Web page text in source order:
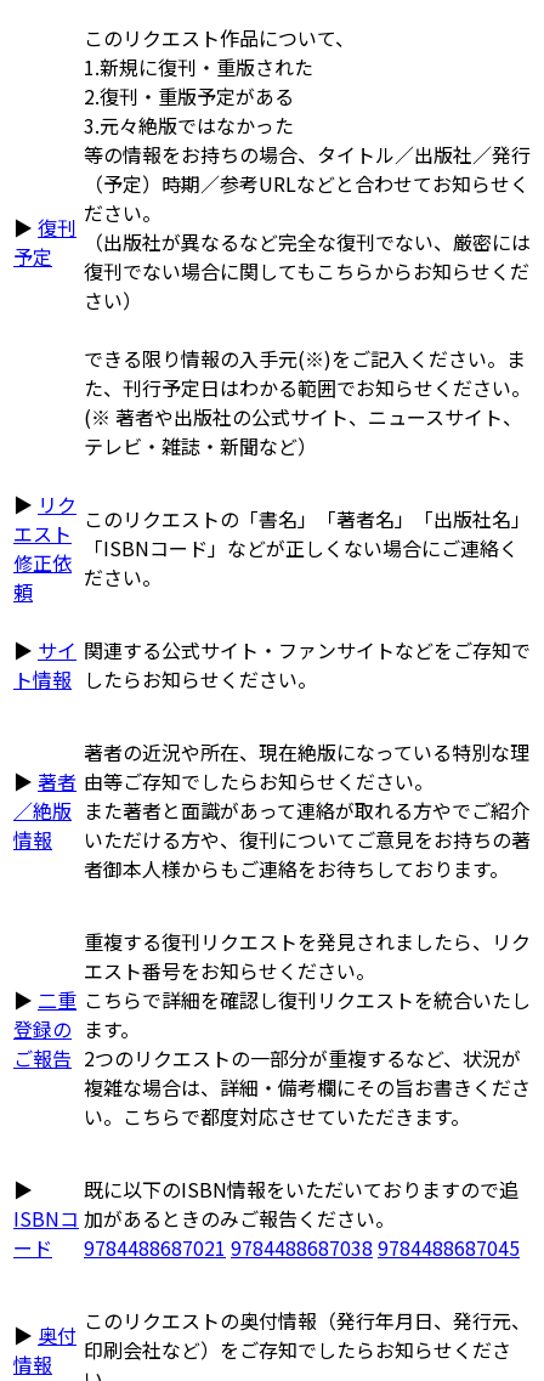
▶ 復刊
予定
このリクエスト作品について、
1.新規に復刊・重版された
2.復刊・重版予定がある
3.元々絶版ではなかった
等の情報をお持ちの場合、タイトル／出版社／発行
（予定）時期／参考URLなどと合わせてお知らせく
ださい。
（出版社が異なるなど完全な復刊でない、厳密には
復刊でない場合に関してもこちらからお知らせくだ
さい）
できる限り情報の入手元(※)をご記入ください。ま
た、刊行予定日はわかる範囲でお知らせください。
(※ 著者や出版社の公式サイト、ニュースサイト、
テレビ・雑誌・新聞など）
▶ リク
エスト
修正依
頼
このリクエストの「書名」「著者名」「出版社名」
「ISBNコード」などが正しくない場合にご連絡く
ださい。
▶ サイ
ト情報
関連する公式サイト・ファンサイトなどをご存知で
したらお知らせください。
▶ 著者
／絶版
情報
著者の近況や所在、現在絶版になっている特別な理
由等ご存知でしたらお知らせください。
また著者と面識があって連絡が取れる方やでご紹介
いただける方や、復刊についてご意見をお持ちの著
者御本人様からもご連絡をお待ちしております。
▶ 二重
登録の
ご報告
重複する復刊リクエストを発見されましたら、リク
エスト番号をお知らせください。
こちらで詳細を確認し復刊リクエストを統合いたし
ます。
2つのリクエストの一部分が重複するなど、状況が
複雑な場合は、詳細・備考欄にその旨お書きくださ
い。こちらで都度対応させていただきます。
▶
ISBNコ
ード
既に以下のISBN情報をいただいておりますので追
加があるときのみご報告ください。
9784488687021 9784488687038 9784488687045
▶ 奥付
情報
このリクエストの奥付情報（発行年月日、発行元、
印刷会社など）をご存知でしたらお知らせくださ